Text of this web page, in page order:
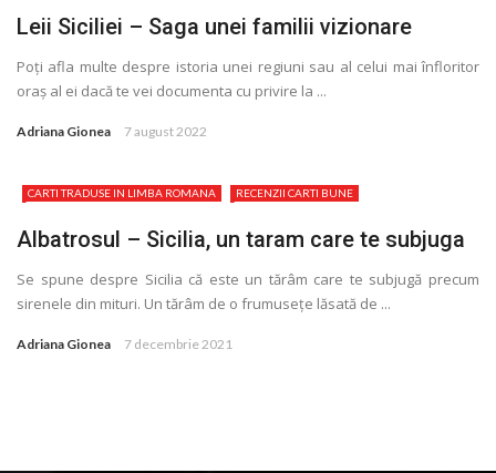
Leii Siciliei – Saga unei familii vizionare
Poţi afla multe despre istoria unei regiuni sau al celui mai înfloritor
oraș al ei dacă te vei documenta cu privire la ...
Adriana Gionea 7 august 2022
CARTI TRADUSE IN LIMBA ROMANA RECENZII CARTI BUNE
Albatrosul – Sicilia, un taram care te subjuga
Se spune despre Sicilia că este un tărâm care te subjugă precum
sirenele din mituri. Un tărâm de o frumuseţe lăsată de ...
Adriana Gionea 7 decembrie 2021